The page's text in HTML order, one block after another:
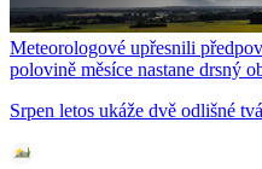
Meteorologové upřesnili
polovině měsíce nastane drsný
Srpen letos ukáže dvě odlišné